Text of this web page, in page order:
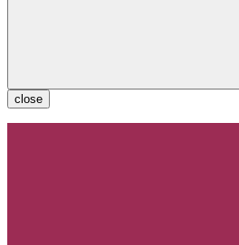
close